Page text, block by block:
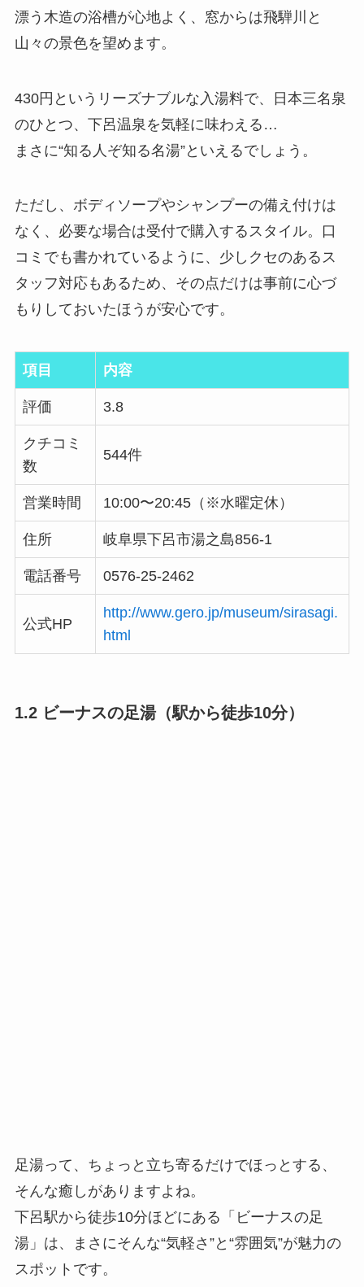
漂う木造の浴槽が心地よく、窓からは飛騨川と
山々の景色を望めます。
430円というリーズナブルな入湯料で、日本三名泉
のひとつ、下呂温泉を気軽に味わえる…
まさに“知る人ぞ知る名湯”といえるでしょう。
ただし、ボディソープやシャンプーの備え付けは
なく、必要な場合は受付で購入するスタイル。口
コミでも書かれているように、少しクセのあるス
タッフ対応もあるため、その点だけは事前に心づ
もりしておいたほうが安心です。
項目 内容
評価 3.8
クチコミ
数
544件
営業時間 10:00〜20:45（※水曜定休）
住所 岐阜県下呂市湯之島856-1
電話番号 0576-25-2462
公式HP
http://www.gero.jp/museum/sirasagi.
html
1.2 ビーナスの足湯（駅から徒歩10分）
足湯って、ちょっと立ち寄るだけでほっとする、
そんな癒しがありますよね。
下呂駅から徒歩10分ほどにある「ビーナスの足
湯」は、まさにそんな“気軽さ”と“雰囲気”が魅力の
スポットです。